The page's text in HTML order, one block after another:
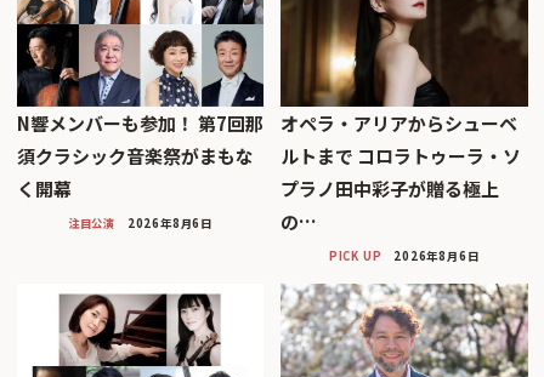
N響メンバーも参加！ 第7回那
須クラシック音楽祭がまもな
く開幕
注目公演 2026年8月6日
オペラ・アリアからシューベ
ルトまで コロラトゥーラ・ソ
プラノ田中彩子が贈る極上
の…
PICK UP 2026年8月6日